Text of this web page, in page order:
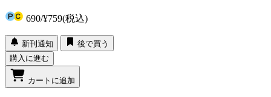
690/¥759(税込)
新刊通知
後で買う
購入に進む
カートに追加